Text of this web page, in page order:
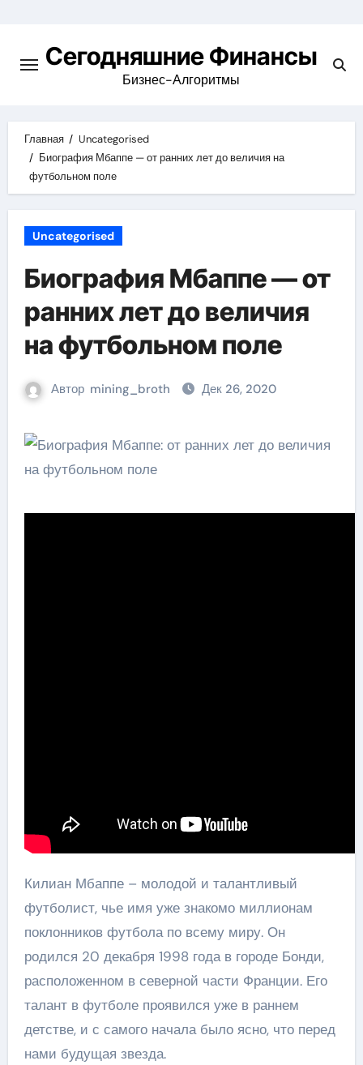
содержимомуСегодняшние Финансы
Бизнес-Алгоритмы
Главная
Uncategorised
Биография Мбаппе — от ранних лет до величия на
футбольном поле
Uncategorised
Биография Мбаппе — от
ранних лет до величия
на футбольном поле
Автор mining_broth Дек 26, 2020
Килиан Мбаппе – молодой и талантливый
футболист, чье имя уже знакомо миллионам
поклонников футбола по всему миру. Он
родился 20 декабря 1998 года в городе Бонди,
расположенном в северной части Франции. Его
талант в футболе проявился уже в раннем
детстве, и с самого начала было ясно, что перед
нами будущая звезда.